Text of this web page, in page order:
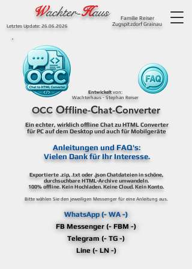
Wachter-Haus
Letztes Update: 26.06.2026
Familie Reiser
Zugspitzdorf Grainau
Entwickeltvon:
Wachterhaus - Stephan Reiser
OCC Offline-Chat-Converter
Ein echter, wirklich offline Chat zu HTML Converter
für PC auf dem Desktop und auch für Mobilgeräte
Anleitungen und FAQ's:
Vielen Dank für Ihr Interesse.
Exportierte .zip, .txt oder .json Chatdateien in schöne,
durchsuchbare HTML-Archive umwandeln.
100% offline. Kein Hochladen. Keine Cloud. Kein Konto.
Bitte wählen Sie den jeweiligen Messenger für eine Anleitung aus.
WhatsApp (- WA -)
FB Messenger (- FBM -)
Telegram (- TG -)
Line (- LN -)